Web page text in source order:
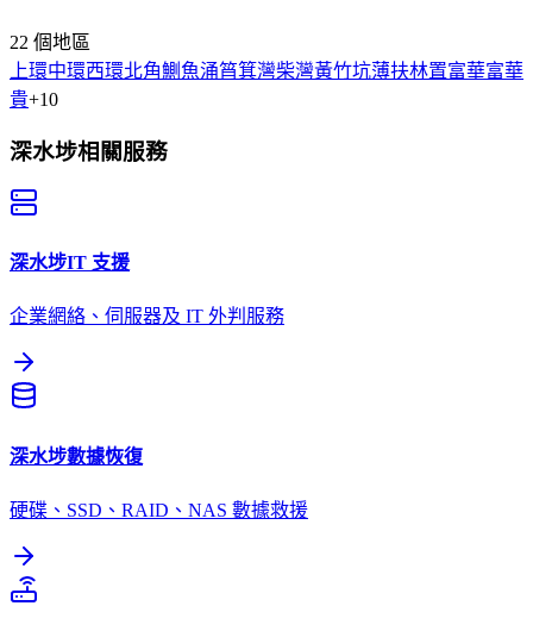
22 個地區
上環中環西環北角鰂魚涌筲箕灣柴灣黃竹坑薄扶林置富華富華
貴+10
深水埗相關服務
深水埗IT 支援
企業網絡、伺服器及 IT 外判服務
深水埗數據恢復
硬碟、SSD、RAID、NAS 數據救援